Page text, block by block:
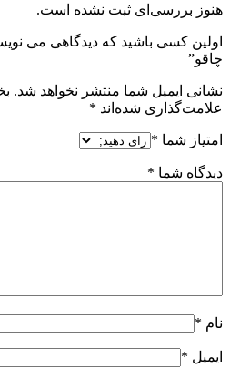
هنوز بررسی‌ای ثبت نشده است.
اولین کسی باشید که دیدگاهی می
چاقو”
نشانی ایمیل شما منتشر نخواهد شد.
علامت‌گذاری شده‌اند *
امتیاز شما *
دیدگاه شما *
نام *
ایمیل *